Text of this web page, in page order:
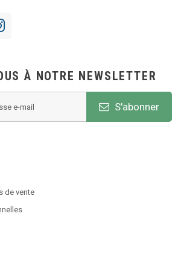
À NOTRE NEWSLETTER
S'abonner
de vente